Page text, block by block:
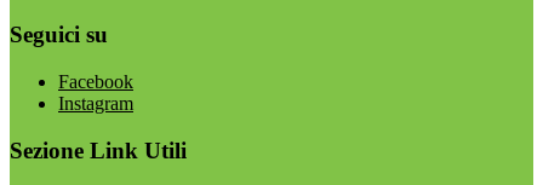
Seguici su
Facebook
Instagram
Sezione Link Utili